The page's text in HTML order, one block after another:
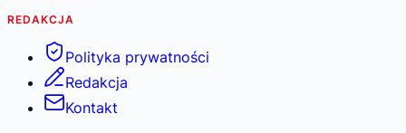
REDAKCJA
Polityka prywatności
Redakcja
Kontakt